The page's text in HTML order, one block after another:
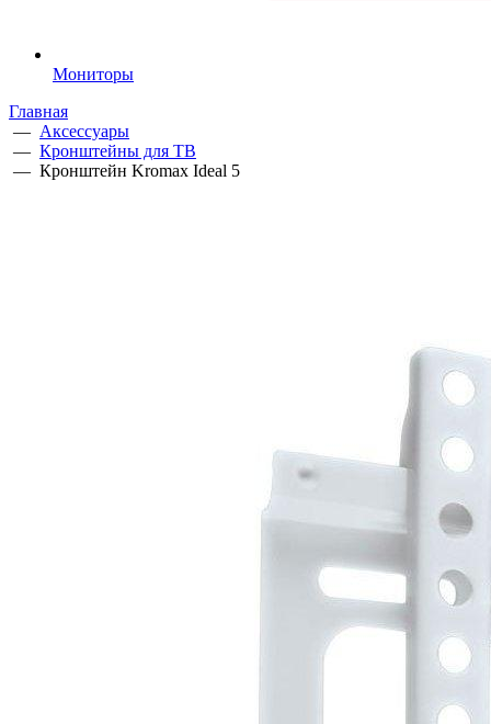
Мониторы
Главная
— Аксессуары
— Кронштейны для ТВ
— Кронштейн Kromax Ideal 5